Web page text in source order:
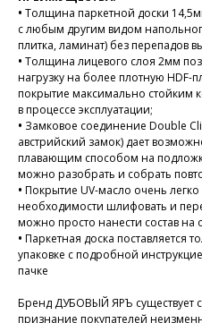
• Толщина паркетной доски
с любым другим видом
плитка, ламинат) без перепадов
• Толщина лицевого слоя 2мм
нагрузку на более плотную HDF-
покрытие максимально стойким
в процессе эксплуатации;
• Замковое соединение Double
австрийский замок) дает
плавающим способом на
можно разобрать и собрать
• Покрытие UV-масло очень
необходимости шлифовать и
можно просто нанести состав на
• Паркетная доска поставляется
упаковке с подробной
пачке
Бренд ДУБОВЫЙ ЯРЪ существует с
признание покупателей